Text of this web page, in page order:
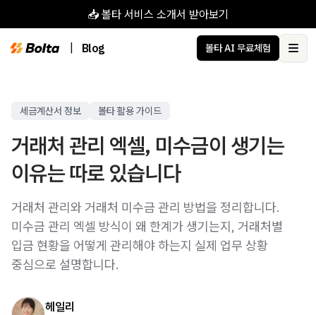
📥 볼타 서비스 소개서 받아보기
Blog 볼타 AI 무료체험
세금계산서 정보 볼타 활용 가이드
거래처 관리 엑셀, 미수금이 생기는
이유는 따로 있습니다
거래처 관리와 거래처 미수금 관리 방법을 정리합니다.
미수금 관리 엑셀 방식이 왜 한계가 생기는지, 거래처별
입금 현황을 어떻게 관리해야 하는지 실제 업무 상황
중심으로 설명합니다.
헤일리